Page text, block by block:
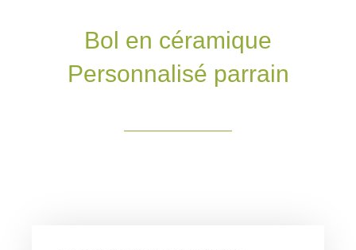
Bol en céramique
Personnalisé parrain